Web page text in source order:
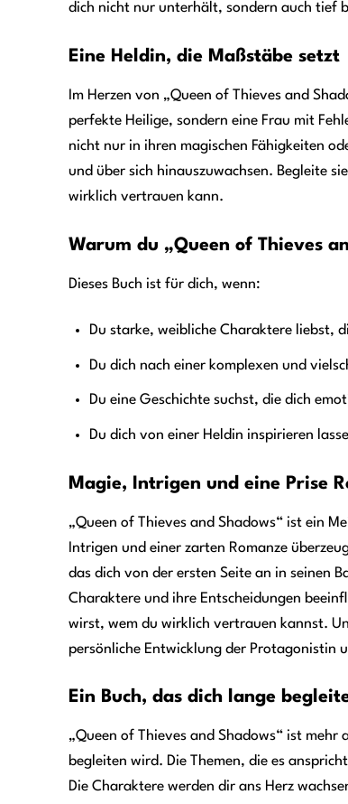
dich nicht nur unterhält, sondern auch tief
Eine Heldin, die Maßstäbe setzt
Im Herzen von „Queen of Thieves and
perfekte Heilige, sondern eine Frau mit
nicht nur in ihren magischen Fähigkeiten
und über sich hinauszuwachsen. Begleite
wirklich vertrauen kann.
Warum du „Queen of Thieves
Dieses Buch ist für dich, wenn:
Du starke, weibliche Charaktere liebst,
Du dich nach einer komplexen und
Du eine Geschichte suchst, die dich
Du dich von einer Heldin inspirieren
Magie, Intrigen und eine Prise
„Queen of Thieves and Shadows“ ist ein
Intrigen und einer zarten Romanze
das dich von der ersten Seite an in seinen
Charaktere und ihre Entscheidungen
wirst, wem du wirklich vertrauen kannst.
persönliche Entwicklung der Protagonistin
Ein Buch, das dich lange
„Queen of Thieves and Shadows“ ist mehr
begleiten wird. Die Themen, die es
Die Charaktere werden dir ans Herz